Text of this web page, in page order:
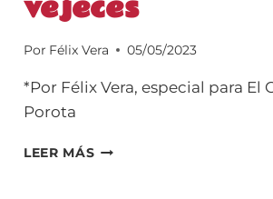
vejeces
Por Félix Vera 05/05/2023
*Por Félix Vera, especial para El
Porota
LEER MÁS MAYO